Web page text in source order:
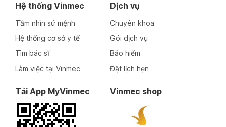
Hệ thống Vinmec
Tầm nhìn sứ mệnh
Hệ thống cơ sở y tế
Tìm bác sĩ
Làm việc tại Vinmec
Dịch vụ
Chuyên khoa
Gói dịch vụ
Bảo hiểm
Đặt lịch hẹn
Tải App MyVinmec Vinmec shop